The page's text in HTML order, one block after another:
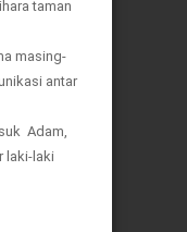
taman
masing-
antar
Adam,
laki-laki